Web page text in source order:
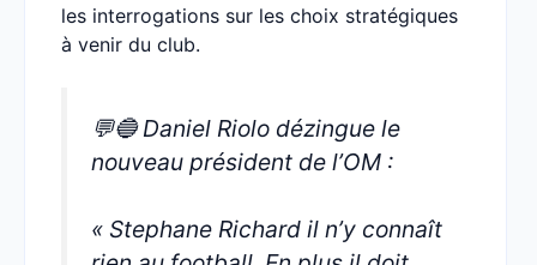
les interrogations sur les choix stratégiques
à venir du club.
💬🔵 Daniel Riolo dézingue le
nouveau président de l’OM :
« Stephane Richard il n’y connaît